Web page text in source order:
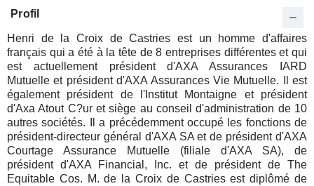
Profil
Henri de la Croix de Castries est un homme d'affaires
français qui a été à la tête de 8 entreprises différentes et qui
est actuellement président d'AXA Assurances IARD
Mutuelle et président d'AXA Assurances Vie Mutuelle. Il est
également président de l'Institut Montaigne et président
d'Axa Atout C?ur et siège au conseil d'administration de 10
autres sociétés. Il a précédemment occupé les fonctions de
président-directeur général d'AXA SA et de président d'AXA
Courtage Assurance Mutuelle (filiale d'AXA SA), de
président d'AXA Financial, Inc. et de président de The
Equitable Cos. M. de la Croix de Castries est diplômé de